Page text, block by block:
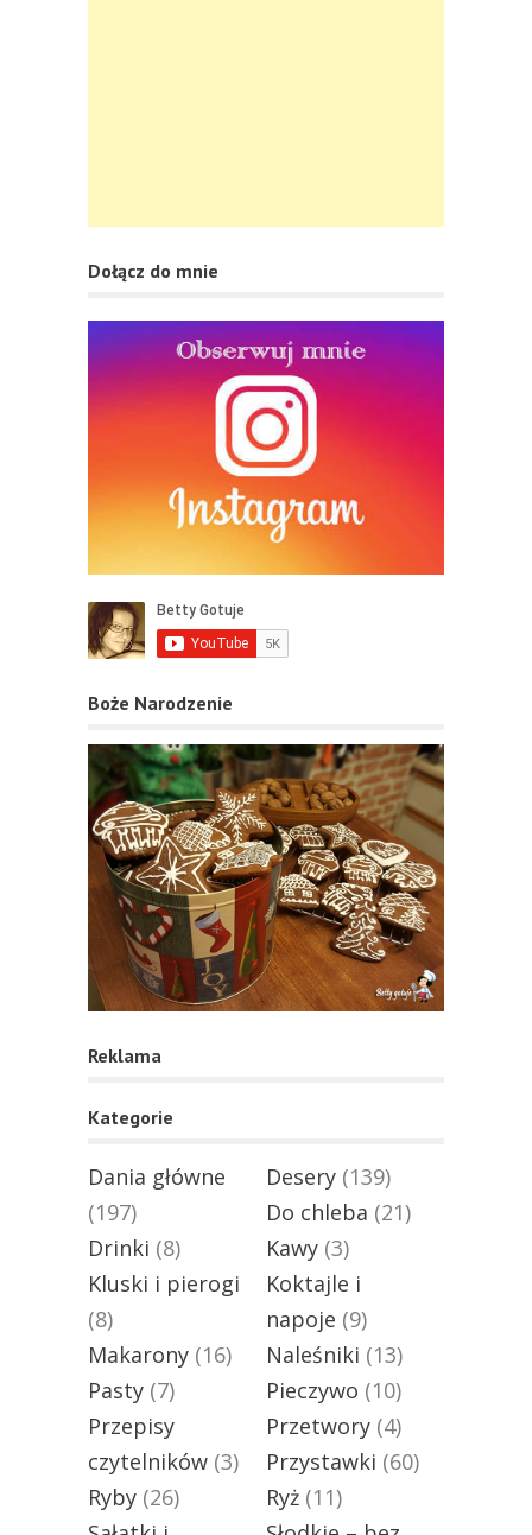
Dołącz do mnie
Boże Narodzenie
Reklama
Kategorie
Dania główne
(197)
Desery (139)
Do chleba (21)
Drinki (8) Kawy (3)
Kluski i pierogi
(8)
Koktajle i
napoje (9)
Makarony (16) Naleśniki (13)
Pasty (7) Pieczywo (10)
Przepisy
czytelników (3)
Przetwory (4)
Przystawki (60)
Ryby (26) Ryż (11)